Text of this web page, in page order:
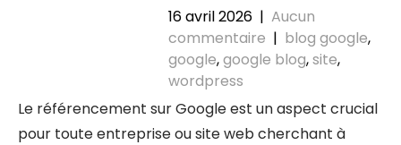
16 avril 2026 | Aucun
commentaire | blog google,
google,google blog,site,
wordpress
Le référencement sur Google est un aspect crucial
pour toute entreprise ou site web cherchant à